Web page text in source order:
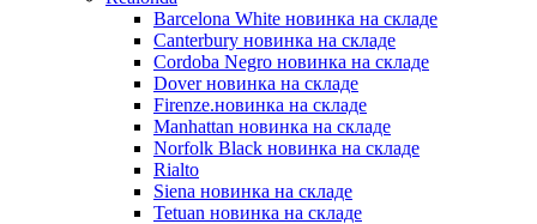
Barсelona White новинка на складе
Canterbury новинка на складе
Cordoba Negro новинка на складе
Dover новинка на складе
Firenze.новинка на складе
Manhattan новинка на складе
Norfolk Black новинка на складе
Rialto
Siena новинка на складе
Tetuan новинка на складе